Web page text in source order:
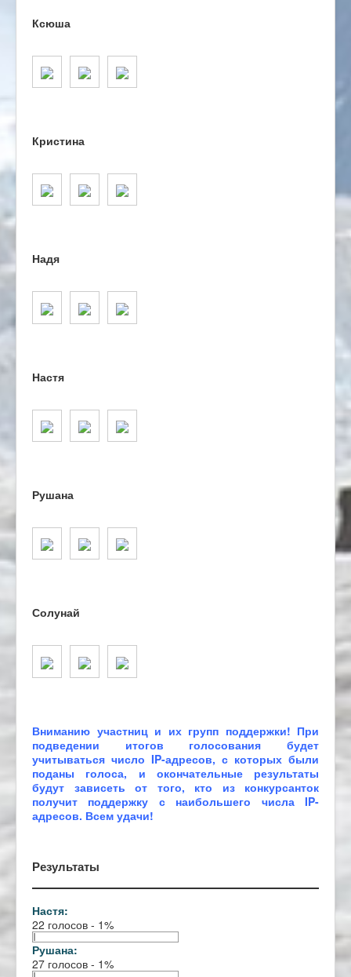
Ксюша
Кристина
Надя
Настя
Рушана
Солунай
Вниманию участниц и их групп поддержки! При
подведении итогов голосования будет
учитываться число IP-адресов, с которых были
поданы голоса, и окончательные результаты
будут зависеть от того, кто из конкурсанток
получит поддержку с наибольшего числа IP-
адресов. Всем удачи!
Результаты
Настя:
22 голосов - 1%
Рушана:
27 голосов - 1%